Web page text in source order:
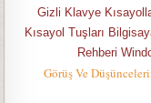
Gizli Klavye
Kısayol Tuşları
Rehberi
Görüş Ve